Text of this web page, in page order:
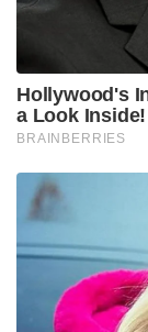
Hollywood's
a Look Inside!
BRAINBERRIES